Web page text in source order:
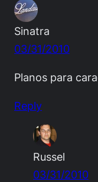
Sinatra
03/31/2010
Planos para
Reply
Russel
03/31/2010